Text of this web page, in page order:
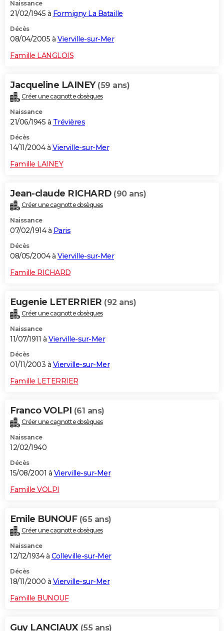
Naissance
21/02/1945 à Formigny La Bataille
Décès
08/04/2005 à Vierville-sur-Mer
Famille LANGLOIS
Jacqueline LAINEY (59 ans)
Créer une cagnotte obsèques
Naissance
21/06/1945 à Trévières
Décès
14/11/2004 à Vierville-sur-Mer
Famille LAINEY
Jean-claude RICHARD (90 ans)
Créer une cagnotte obsèques
Naissance
07/02/1914 à Paris
Décès
08/05/2004 à Vierville-sur-Mer
Famille RICHARD
Eugenie LETERRIER (92 ans)
Créer une cagnotte obsèques
Naissance
11/07/1911 à Vierville-sur-Mer
Décès
01/11/2003 à Vierville-sur-Mer
Famille LETERRIER
Franco VOLPI (61 ans)
Créer une cagnotte obsèques
Naissance
12/02/1940
Décès
15/08/2001 à Vierville-sur-Mer
Famille VOLPI
Emile BUNOUF (65 ans)
Créer une cagnotte obsèques
Naissance
12/12/1934 à Colleville-sur-Mer
Décès
18/11/2000 à Vierville-sur-Mer
Famille BUNOUF
Guy LANCIAUX (55 ans)